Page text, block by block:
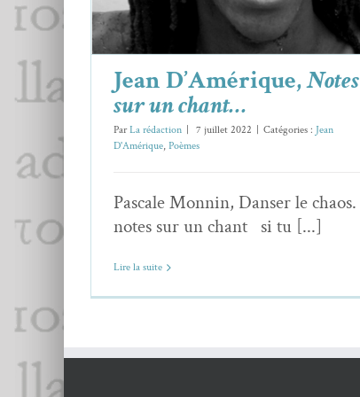
Jean D’Amérique,Notes
sur un chant…
ParLa rédaction 7 juillet 2022 Catégories : Jean
D'Amérique, Poèmes
Pascale Monnin, Danser le chaos.
notes sur un chant si tu [...]
Lire la suite